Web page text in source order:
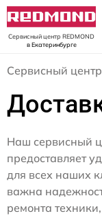
Сервисный центр REDMOND
в Екатеринбурге
Сервисный
Наш сервисный
предоставляет
для всех наших
важна
ремонта